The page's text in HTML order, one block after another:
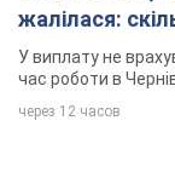
жалілася:
співачка
У виплату не
час роботи в
через 12 часов